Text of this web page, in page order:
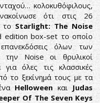
κολοκυθόφιλους,
ότι στις 26
τοStarlight: The Noise
edition box-set το οποίο
όλων των
Noise οι θρυλικοί
όλες τις κλασσικές
το ξεκίνημά τους με τα
HelloweenκαιJudas
Of The Seven Keys